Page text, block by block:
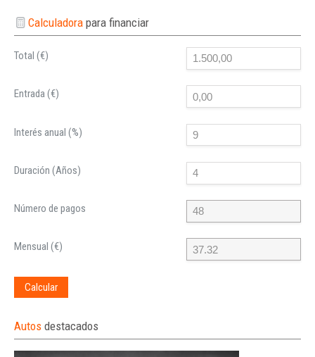
Calculadorapara financiar
Total (€)
Entrada (€)
Interés anual (%)
Duración (Años)
Número de pagos
Mensual (€)
Calcular
Autos destacados